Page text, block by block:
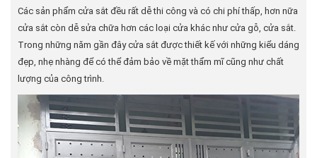
Các sản phẩm cửa sắt đều rất dễ thi công và có chi phí thấp, hơn nữa
cửa sắt còn dễ sửa chữa hơn các loại cửa khác như cửa gỗ, cửa sắt.
Trong những năm gần đây cửa sắt được thiết kế với những kiểu dáng
đẹp, nhẹ nhàng để có thể đảm bảo về mặt thẩm mĩ cũng như chất
lượng của công trình.